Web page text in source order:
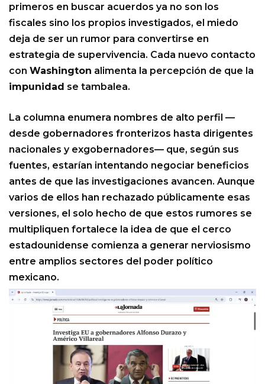
primeros en buscar acuerdos ya no son los
fiscales sino los propios investigados, el miedo
deja de ser un rumor para convertirse en
estrategia de supervivencia. Cada nuevo contacto
con Washington alimenta la percepción de que la
impunidad se tambalea.
La columna enumera nombres de alto perfil —
desde gobernadores fronterizos hasta dirigentes
nacionales y exgobernadores— que, según sus
fuentes, estarían intentando negociar beneficios
antes de que las investigaciones avancen. Aunque
varios de ellos han rechazado públicamente esas
versiones, el solo hecho de que estos rumores se
multipliquen fortalece la idea de que el cerco
estadounidense comienza a generar nerviosismo
entre amplios sectores del poder político
mexicano.